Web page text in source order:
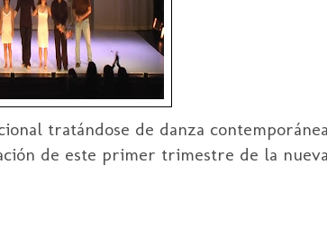
tratándose de danza
de este primer trimestre de la